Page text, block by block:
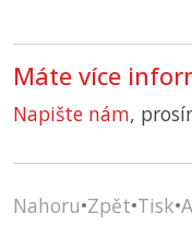
Máte více
Napište nám,
Nahoru•Zpět•Tisk•